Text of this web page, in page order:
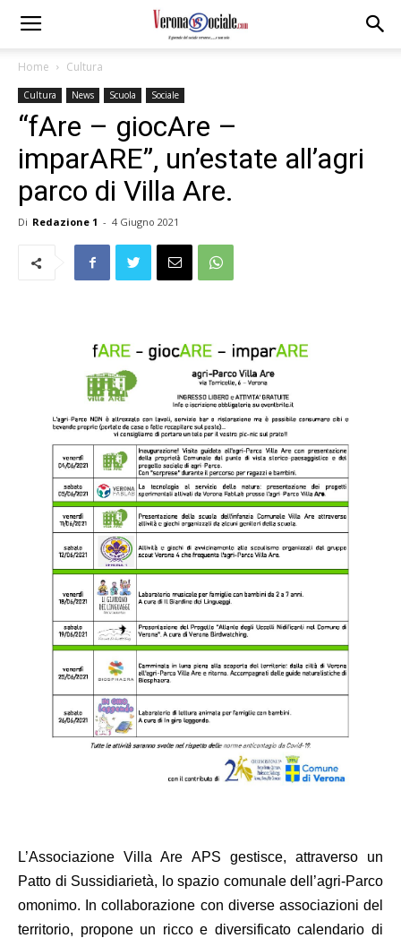
Home Cultura
Cultura News Scuola Sociale
“fAre – giocAre –
imparARE”, un’estate all’agri
parco di Villa Are.
Di Redazione 1 - 4 Giugno 2021
L’Associazione Villa Are APS gestisce, attraverso un
Patto di Sussidiarietà, lo spazio comunale dell’agri-Parco
omonimo. In collaborazione con diverse associazioni del
territorio, propone un ricco e diversificato calendario di